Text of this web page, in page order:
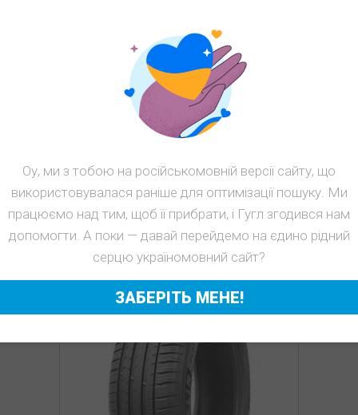
з б/у 195/60R15 Aplus A502
2618 7мм
1500 грн
КУПИТЬ
Оу, ми з тобою на російськомовній версії сайту, що
використовувалася раніше для оптимізації пошуку. Ми
працюємо над тим, щоб її прибрати, і Гугл згодився нам
допомогти. А поки — давай перейдемо на єдино рідний
серцю україномовний сайт?
ЗАБЕРІТЬ МЕНЕ!